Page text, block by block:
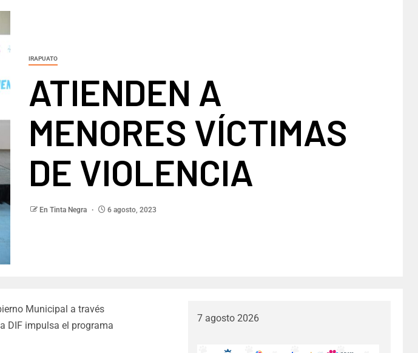
IRAPUATO
ATIENDEN A
MENORES VÍCTIMAS
DE VIOLENCIA
En Tinta Negra 6 agosto, 2023
Municipal a través
DIF impulsa el programa
7 agosto 2026